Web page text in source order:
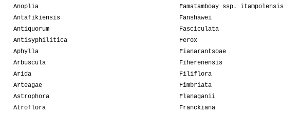
Anoplia
Antafikiensis
Antiquorum
Antisyphilitica
Aphylla
Arbuscula
Arida
Arteagae
Astrophora
Atroflora
Famatamboay ssp. itampolensis
Fanshawei
Fasciculata
Ferox
Fianarantsoae
Fiherenensis
Filiflora
Fimbriata
Flanaganii
Franckiana